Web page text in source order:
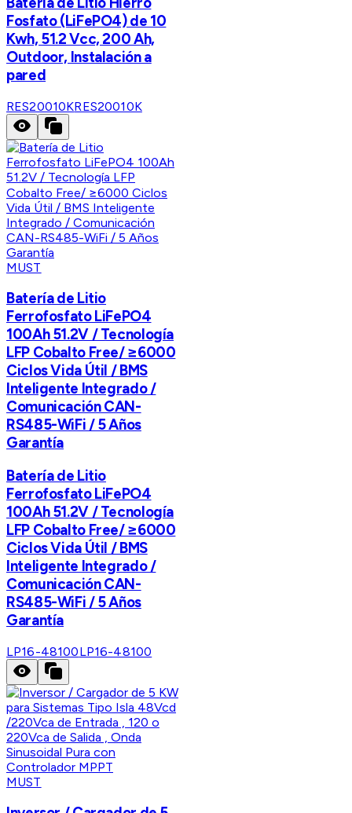
Fosfato (LiFePO4) de 10
Kwh, 51.2 Vcc, 200 Ah,
Outdoor, Instalación a
pared
RES20010KRES20010K
MUST
Batería de Litio
Ferrofosfato LiFePO4
100Ah 51.2V / Tecnología
LFP Cobalto Free/ ≥6000
Ciclos Vida Útil / BMS
Inteligente Integrado /
Comunicación CAN-
RS485-WiFi / 5 Años
Garantía
Batería de Litio
Ferrofosfato LiFePO4
100Ah 51.2V / Tecnología
LFP Cobalto Free/ ≥6000
Ciclos Vida Útil / BMS
Inteligente Integrado /
Comunicación CAN-
RS485-WiFi / 5 Años
Garantía
LP16-48100LP16-48100
MUST